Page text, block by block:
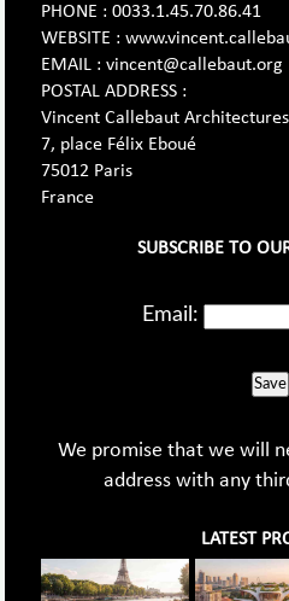
PHONE : 0033.1.45.70.86.41
WEBSITE :
EMAIL : vincent@callebaut.org
POSTAL ADDRESS :
Vincent Callebaut Architectures
7, place Félix Eboué
75012 Paris
France
SUBSCRIBE TO
Email:
Save
We promise that we will
address with any
LATEST